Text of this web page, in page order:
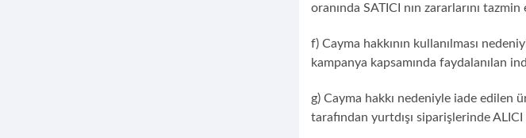
oranında SATICI nın zararlarını
f) Cayma hakkının kullanılması
kampanya kapsamında faydalanılan
g) Cayma hakkı nedeniyle iade edilen
tarafından yurtdışı siparişlerinde ALICI